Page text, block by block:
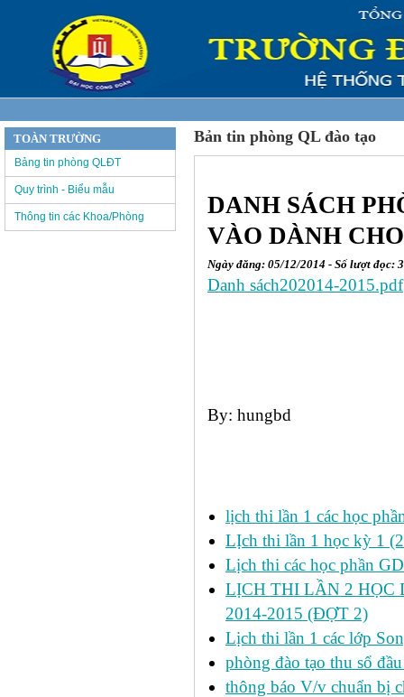
Bản tin phòng QL đào tạo
DANH SÁCH
VÀO DÀNH
Ngày đăng: 05/12/2014 - Số lượt đọc:
Danh sách202014-2015.pdf
By: hungbd
lịch thi lần 1 các học
LỊch thi lần 1 học kỳ 1
Lịch thi các học phần
LỊCH THI LẦN 2
2014-2015 (ĐỢT 2)
Lịch thi lần 1 các lớp
phòng đào tạo thu sổ
thông báo V/v chuẩn bị
TOÀN TRƯỜNG
Bảng tin phòng QLĐT
Quy trình - Biểu mẫu
Thông tin các Khoa/Phòng